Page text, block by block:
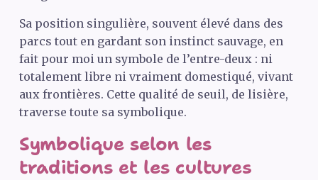
Sa position singulière, souvent élevé dans des
parcs tout en gardant son instinct sauvage, en
fait pour moi un symbole de l’entre-deux : ni
totalement libre ni vraiment domestiqué, vivant
aux frontières. Cette qualité de seuil, de lisière,
traverse toute sa symbolique.
Symbolique selon les
traditions et les cultures